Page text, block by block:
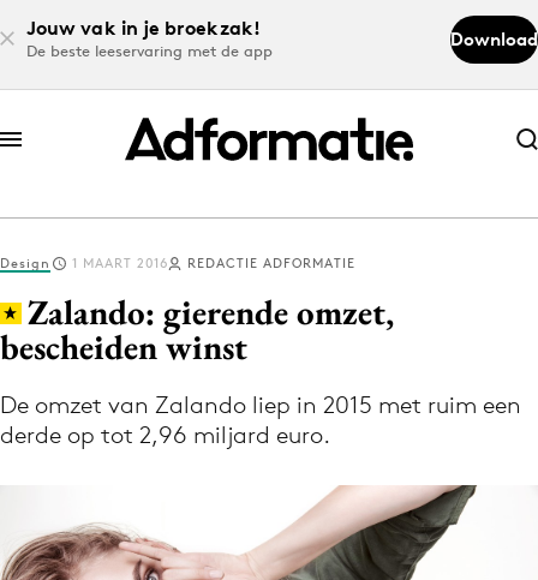
Jouw vak in je broekzak!
De beste leeservaring met de app
Download
Abonneer nu
Abonneer nu
Log in
Volg het laatste nieuws via de Adformatie
Nieuws app
Design 1 MAART 2016 REDACTIE ADFORMATIE
Zalando: gierende omzet,
bescheiden winst
De omzet van Zalando liep in 2015 met ruim een
derde op tot 2,96 miljard euro.